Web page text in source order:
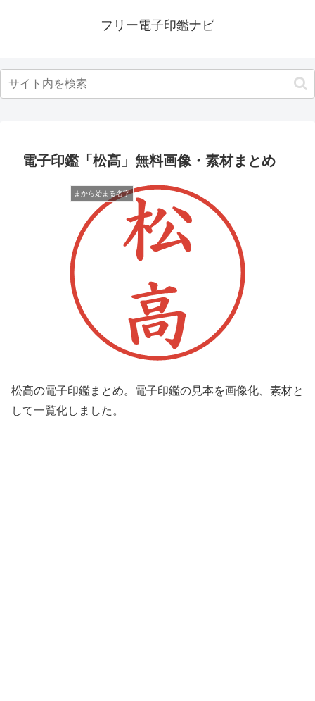
フリー電子印鑑ナビ
電子印鑑「松高」無料画像・素材まとめ
まから始まる名字
松高の電子印鑑まとめ。電子印鑑の見本を画像化、素材と
して一覧化しました。